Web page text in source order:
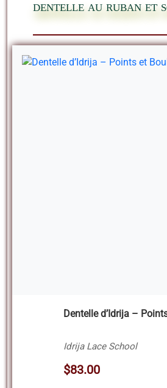
dentelle au ruban et
Dentelle d’Idrija –
Idrija Lace School
$83.00